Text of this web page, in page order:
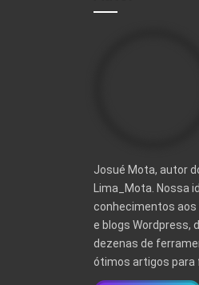
Josué Mota, autor
Lima_Mota. Nossa
conhecimentos
e blogs Wordpress,
dezenas de
ótimos artigos para